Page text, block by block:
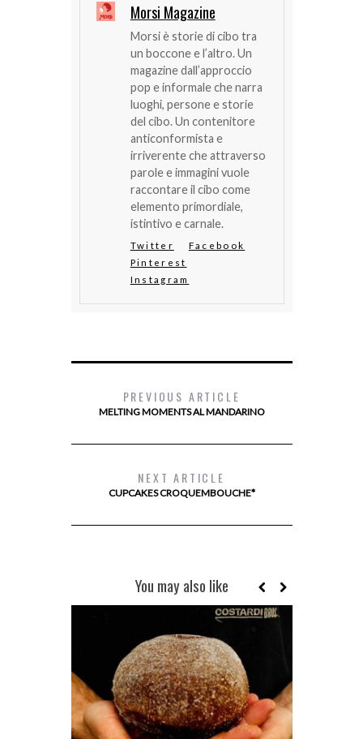
Morsi Magazine
Morsi è storie di cibo tra
un boccone e l’altro. Un
magazine dall’approccio
pop e informale che narra
luoghi, persone e storie
del cibo. Un contenitore
anticonformista e
irriverente che attraverso
parole e immagini vuole
raccontare il cibo come
elemento primordiale,
istintivo e carnale.
Twitter
Facebook
Pinterest
Instagram
PREVIOUS ARTICLE
MELTING MOMENTS AL MANDARINO
NEXT ARTICLE
CUPCAKES CROQUEMBOUCHE*
You may also like